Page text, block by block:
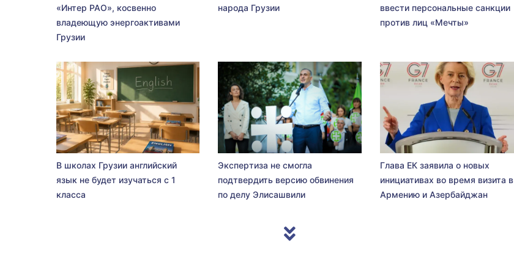
«Интер РАО», косвенно
владеющую энергоактивами
Грузии
народа Грузии
ввести персональные санкции
против лиц «Мечты»
В школах Грузии английский
язык не будет изучаться с 1
класса
Экспертиза не смогла
подтвердить версию обвинения
по делу Элисашвили
Глава ЕК заявила о новых
инициативах во время визита в
Армению и Азербайджан